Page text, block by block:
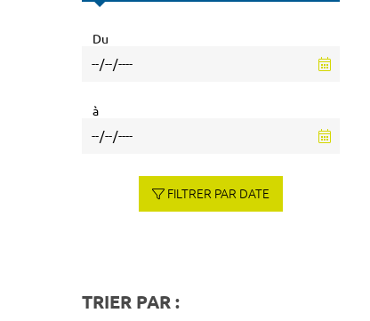
Du
à
FILTRER PAR DATE
TRIER PAR :